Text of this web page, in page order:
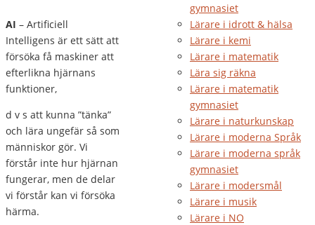
AI – Artificiell
Intelligens är ett sätt att
försöka få maskiner att
efterlikna hjärnans
funktioner,
d v s att kunna ”tänka”
och lära ungefär så som
människor gör. Vi
förstår inte hur hjärnan
fungerar, men de delar
vi förstår kan vi försöka
härma.
gymnasiet
Lärare i idrott & hälsa
Lärare i kemi
Lärare i matematik
Lära sig räkna
Lärare i matematik
gymnasiet
Lärare i naturkunskap
Lärare i moderna Språk
Lärare i moderna språk
gymnasiet
Lärare i modersmål
Lärare i musik
Lärare i NO